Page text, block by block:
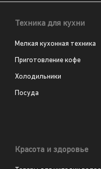
Техника для кухни
Мелкая кухонная техника
Приготовление кофе
Холодильники
Посуда
Красота и здоровье